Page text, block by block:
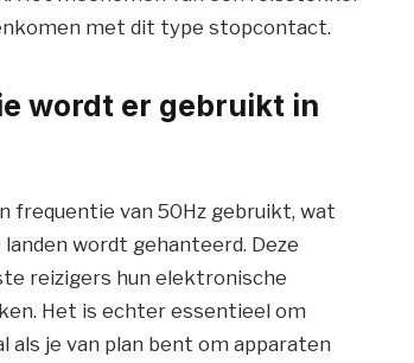
met dit type stopcontact.
wordt er gebruikt in
frequentie van 50Hz gebruikt, wat
wordt gehanteerd. Deze
reizigers hun elektronische
Het is echter essentieel om
als je van plan bent om apparaten